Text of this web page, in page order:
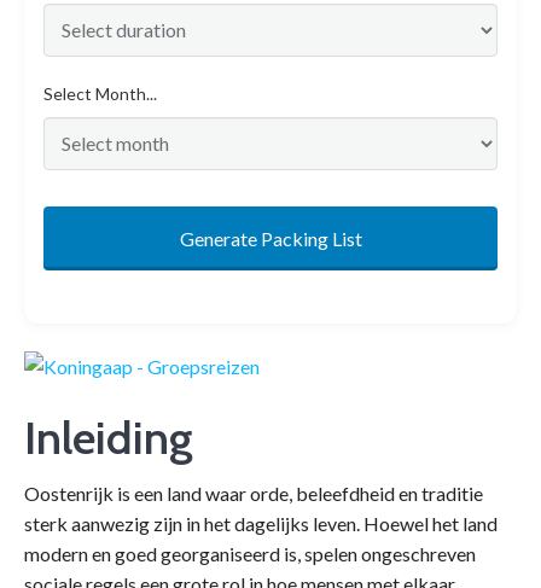
Select Month...
Generate Packing List
Inleiding
Oostenrijk is een land waar orde, beleefdheid en traditie
sterk aanwezig zijn in het dagelijks leven. Hoewel het land
modern en goed georganiseerd is, spelen ongeschreven